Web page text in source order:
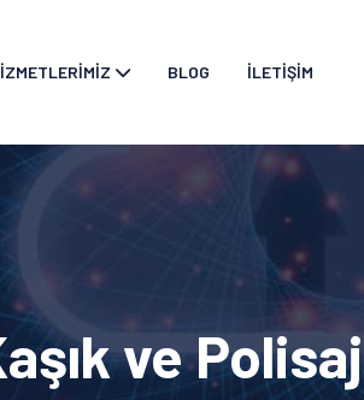
BLOG İLETIŞIM
ve Polisaj